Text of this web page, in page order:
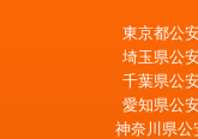
東京都公
埼玉県公
千葉県公
愛知県公
神奈川県公